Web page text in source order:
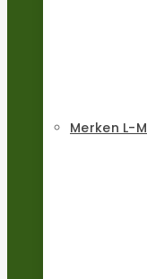
Merken L-M